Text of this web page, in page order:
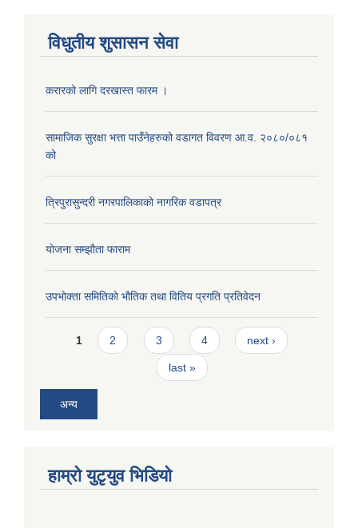
विधुतीय शुसासन सेवा
करारको लागि दरखास्त फारम ।
सामाजिक सुरक्षा भत्ता पाउँनेहरुको वडागत विवरण आ.व. २०८०/०८१
को
त्रिपुरासुन्दरी नगरपालिकाको नागरिक वडापत्र
याेजना सम्झौता फाराम
उपभाेक्ता समितिकाे भाैतिक तथा वितिय प्रगति प्रतिवेदन
Pages
1 2 3 4 next ›
last »
अन्य
हाम्राे युटृयुव भिडियाे